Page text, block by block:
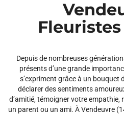
Depuis de nombreuses
présents d’une grande
s’expriment grâce à un bouquet
déclarer des sentiments
d’amitié, témoigner votre empathie,
un parent ou un ami. À Vendeuvre